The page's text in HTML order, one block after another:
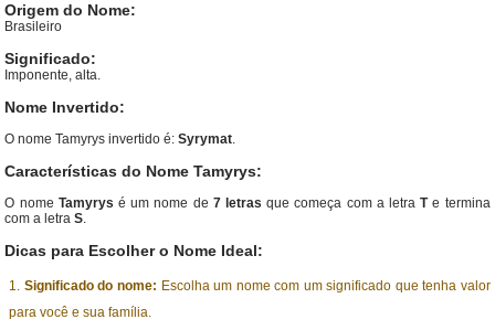
Origem do Nome:
Brasileiro
Significado:
Imponente, alta.
Nome Invertido:
O nome Tamyrys invertido é:Syrymat.
Características do Nome Tamyrys:
O nome Tamyrys é um nome de 7 letras que começa com a letraTe termina
com a letraS.
Dicas para Escolher o Nome Ideal:
Significado do nome: Escolha um nome com um significado que tenha valor
para você e sua família.